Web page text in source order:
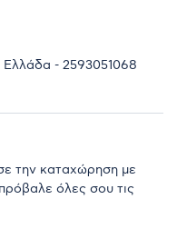
- 2593051068
την καταχώρηση με
όλες σου τις